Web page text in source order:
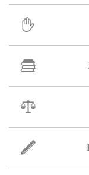
MATERIALE
SISTEMA
Fiscalità